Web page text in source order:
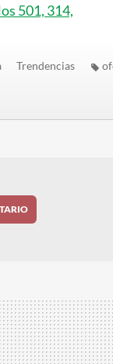
501, 314,
Trendencias